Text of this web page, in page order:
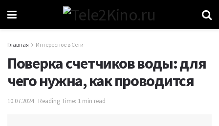
Главная Интересное в Сети
Поверка счетчиков воды: для
чего нужна, как проводится
10.07.2024 Reading Time: 1 min read